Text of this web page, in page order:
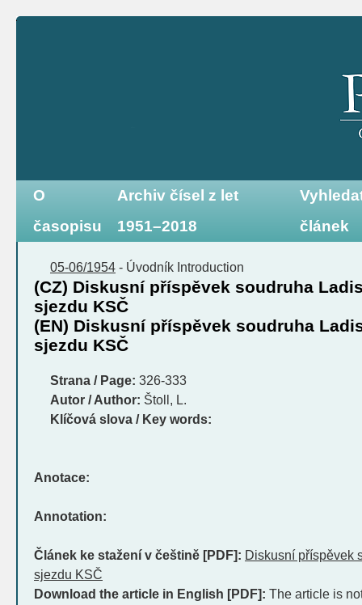
O
časopisu
Archiv čísel z let
1951–2018
článek
05-06/1954 - Úvodník Introduction
(CZ) Diskusní příspěvek soudruha
sjezdu KSČ
(EN) Diskusní příspěvek soudruha
sjezdu KSČ
Strana / Page: 326-333
Autor / Author: Štoll, L.
Klíčová slova / Key words:
Anotace:
Annotation:
Článek ke stažení v češtině [PDF]: Diskusní příspěvek
sjezdu KSČ
Download the article in English [PDF]: The article is